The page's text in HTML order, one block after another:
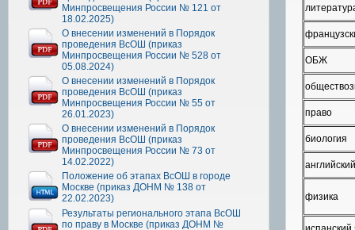
Минпросвещения России № 121 от
18.02.2025)
О внесении изменений в Порядок
проведения ВсОШ (приказ
Минпросвещения России № 528 от
05.08.2024)
О внесении изменений в Порядок
проведения ВсОШ (приказ
Минпросвещения России № 55 от
26.01.2023)
О внесении изменений в Порядок
проведения ВсОШ (приказ
Минпросвещения России № 73 от
14.02.2022)
Положение об этапах ВсОШ в городе
Москве (приказ ДОНМ № 138 от
22.02.2023)
Результаты регионального этапа ВсОШ
по праву в Москве (приказ ДОНМ №
ОБЖ
право
биология
физика